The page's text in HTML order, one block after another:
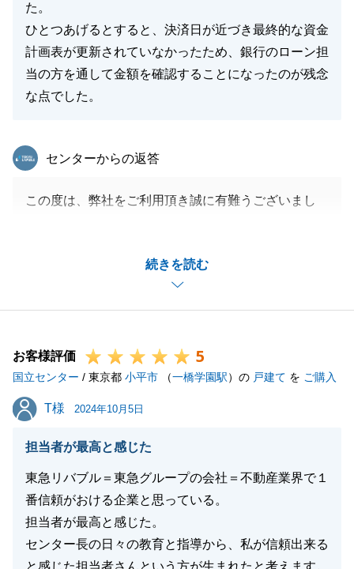
た。
ひとつあげるとすると、決済日が近づき最終的な資金
計画表が更新されていなかったため、銀行のローン担
当の方を通して金額を確認することになったのが残念
な点でした。
続きを読む
東急リバブル
センターからの返答
この度は、弊社をご利用頂き誠に有難うございまし
後まで弊社にお任せいただき誠にありがとうございま
今後も何かございましたらいつでもご連絡くださいま
何卒宜しくお願い申し上げます。
お客様評価 5
国立センター / 東京都 小平市 （一橋学園駅）の 戸建て を ご購入
T様
T様 2024年10月5日
担当者が最高と感じた
東急リバブル＝東急グループの会社＝不動産業界で１
番信頼がおける企業と思っている。
担当者が最高と感じた。
センター長の日々の教育と指導から、私が信頼出来る
と感じた担当者さんという方が生まれたと考えます。